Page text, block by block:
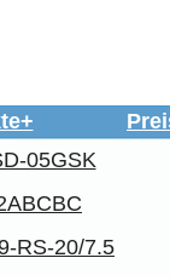
05GSK
RS-20/7.5